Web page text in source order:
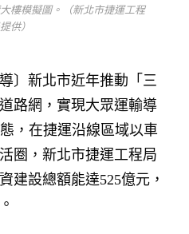
樓模擬圖。（新北市捷運工程
供）
〕新北市近年推動「三
路網，實現大眾運輸導
，在捷運沿線區域以車
圈，新北市捷運工程局
建設總額能達525億元，